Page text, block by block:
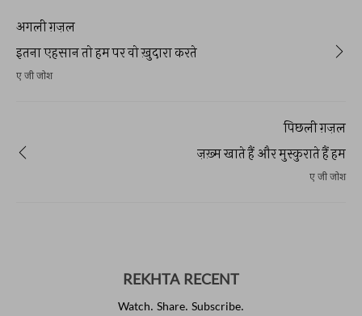
अगली ग़ज़ल
इतना एहसान तो हम पर वो ख़ुदारा करते
ए जी जोश
पिछली ग़ज़ल
ज़ख़्म खाते हैं और मुस्कुराते हैं हम
ए जी जोश
REKHTA RECENT
Watch. Share. Subscribe.